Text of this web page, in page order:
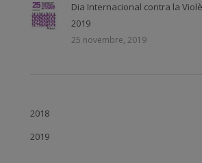
Dia Internacional contra la
2019
25 novembre, 2019
2018
2019